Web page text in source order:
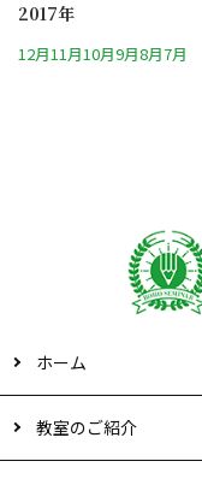
2017年
12月11月10月9月8月7月
ホーム
教室のご紹介